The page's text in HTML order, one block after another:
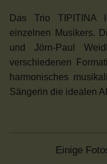
Das Trio TIPITINA
einzelnen Musikers.
und Jörn-Paul
verschiedenen
harmonisches
Sängerin die idealen
Einige